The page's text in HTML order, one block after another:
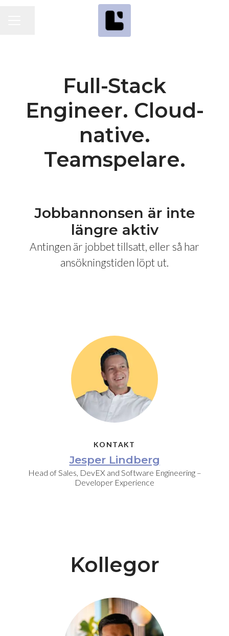
Full-Stack
Engineer. Cloud-
native.
Teamspelare.
Jobbannonsen är inte
längre aktiv
Antingen är jobbet tillsatt, eller så har
ansökningstiden löpt ut.
KONTAKT
Jesper Lindberg
Head of Sales, DevEX and Software Engineering –
Developer Experience
Kollegor